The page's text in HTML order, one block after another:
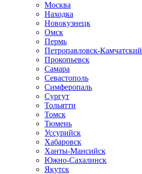
Москва
Находка
Новокузнецк
Омск
Пермь
Петропавловск-Камчатский
Прокопьевск
Самара
Севастополь
Симферопаль
Сургут
Тольятти
Томск
Тюмень
Уссурийск
Хабаровск
Ханты-Мансийск
Южно-Сахалинск
Якутск